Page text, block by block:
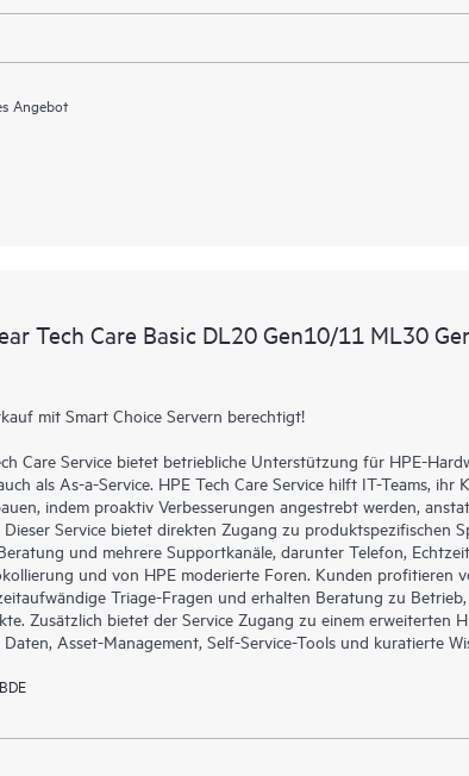
Angebot
Tech Care Basic DL20 Gen10/11 ML30
mit Smart Choice Servern berechtigt!
Care Service bietet betriebliche Unterstützung für HPE-
als As-a-Service. HPE Tech Care Service hilft IT-Teams, ihr
indem proaktiv Verbesserungen angestrebt werden,
Service bietet direkten Zugang zu produktspezifischen
und mehrere Supportkanäle, darunter Telefon,
und von HPE moderierte Foren. Kunden profitieren
Triage-Fragen und erhalten Beratung zu
Zusätzlich bietet der Service Zugang zu einem erweiterten
Asset-Management, Self-Service-Tools und kuratierte